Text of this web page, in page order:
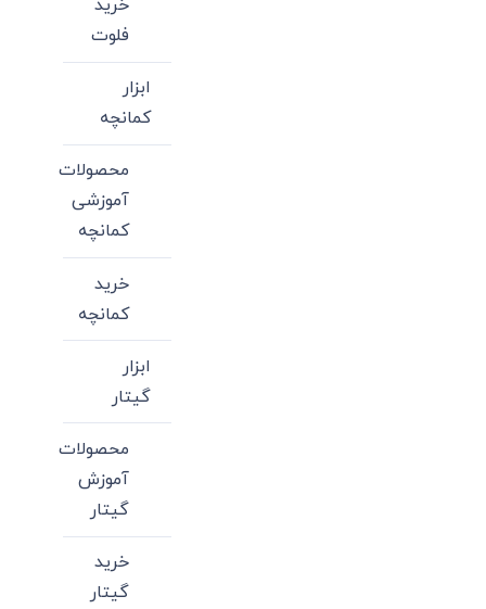
خرید
فلوت
ابزار
کمانچه
محصولات
آموزشی
کمانچه
خرید
کمانچه
ابزار
گیتار
محصولات
آموزش
گیتار
خرید
گیتار